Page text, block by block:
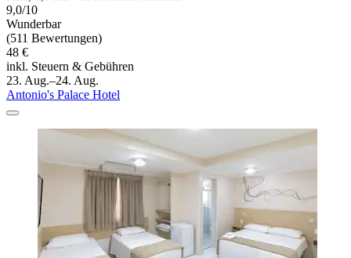
9,0/10
Wunderbar
(511 Bewertungen)
48 €
inkl. Steuern & Gebühren
23. Aug.–24. Aug.
Antonio's Palace Hotel